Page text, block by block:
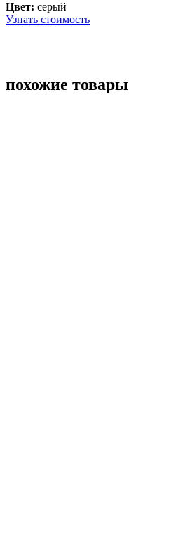
Цвет: серый
Узнать стоимость
похожие товары